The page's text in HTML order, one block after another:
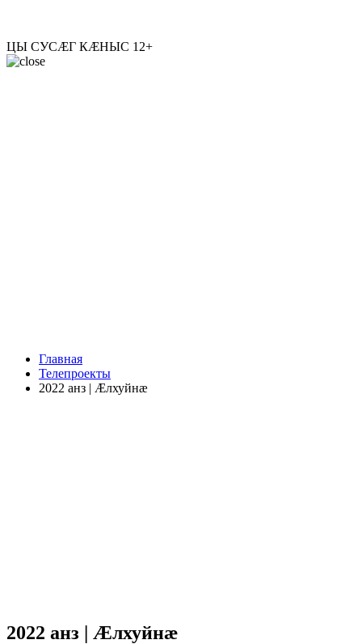
ЦЫ СУСÆГ КÆНЫС 12+
Главная
Телепроекты
2022 анз | Æлхуйнæ
2022 анз | Æлхуйнæ